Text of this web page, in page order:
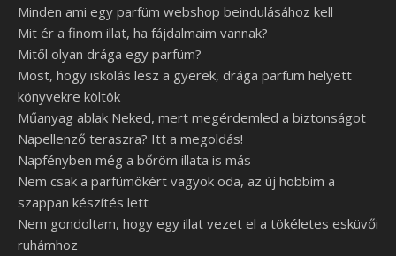
Minden ami egy parfüm webshop beindulásához kell
Mit ér a finom illat, ha fájdalmaim vannak?
Mitől olyan drága egy parfüm?
Most, hogy iskolás lesz a gyerek, drága parfüm helyett
könyvekre költök
Műanyag ablak Neked, mert megérdemled a biztonságot
Napellenző teraszra? Itt a megoldás!
Napfényben még a bőröm illata is más
Nem csak a parfümökért vagyok oda, az új hobbim a
szappan készítés lett
Nem gondoltam, hogy egy illat vezet el a tökéletes esküvői
ruhámhoz